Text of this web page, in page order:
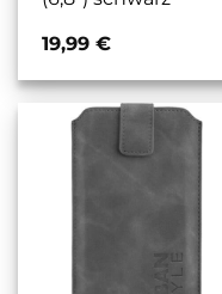
19,99 €